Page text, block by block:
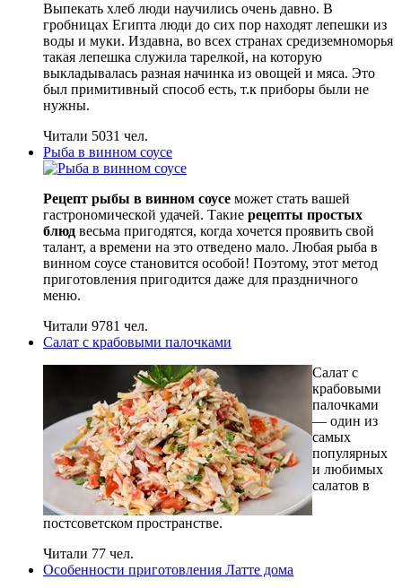
Выпекать хлеб люди научились очень давно. В
гробницах Египта люди до сих пор находят лепешки из
воды и муки. Издавна, во всех странах средиземноморья
такая лепешка служила тарелкой, на которую
выкладывалась разная начинка из овощей и мяса. Это
был примитивный способ есть, т.к приборы были не
нужны.
Читали 5031 чел.
Рыба в винном соусе
Рецепт рыбы в винном соусе может стать вашей
гастрономической удачей. Такие рецепты простых
блюд весьма пригодятся, когда хочется проявить свой
талант, а времени на это отведено мало. Любая рыба в
винном соусе становится особой! Поэтому, этот метод
приготовления пригодится даже для праздничного
меню.
Читали 9781 чел.
Салат с крабовыми палочками
Салат с
крабовыми
палочками
— один из
самых
популярных
и любимых
салатов в
постсоветском пространстве.
Читали 77 чел.
Особенности приготовления Латте дома